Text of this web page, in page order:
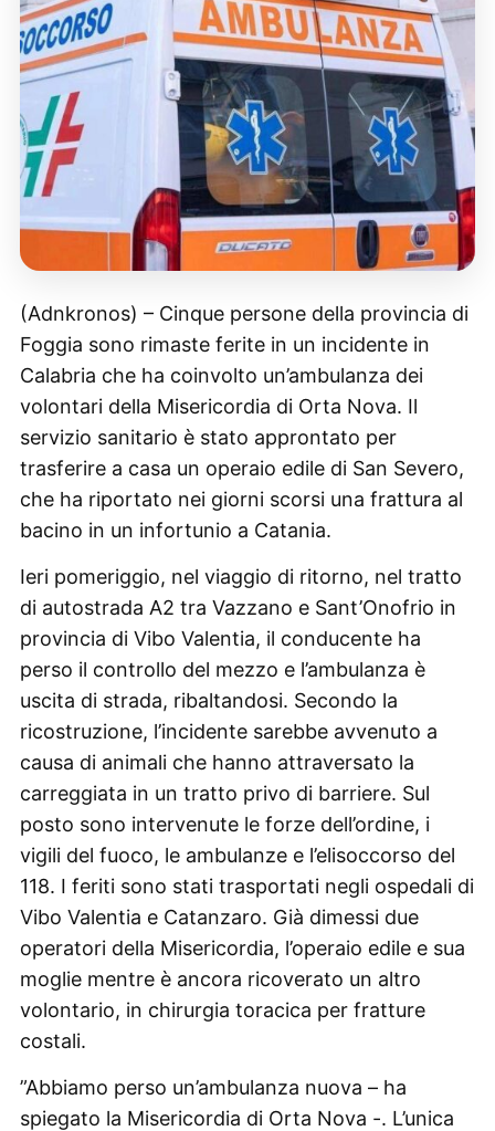
(Adnkronos) – Cinque persone della provincia di
Foggia sono rimaste ferite in un incidente in
Calabria che ha coinvolto un’ambulanza dei
volontari della Misericordia di Orta Nova. Il
servizio sanitario è stato approntato per
trasferire a casa un operaio edile di San Severo,
che ha riportato nei giorni scorsi una frattura al
bacino in un infortunio a Catania.
Ieri pomeriggio, nel viaggio di ritorno, nel tratto
di autostrada A2 tra Vazzano e Sant’Onofrio in
provincia di Vibo Valentia, il conducente ha
perso il controllo del mezzo e l’ambulanza è
uscita di strada, ribaltandosi. Secondo la
ricostruzione, l’incidente sarebbe avvenuto a
causa di animali che hanno attraversato la
carreggiata in un tratto privo di barriere. Sul
posto sono intervenute le forze dell’ordine, i
vigili del fuoco, le ambulanze e l’elisoccorso del
118. I feriti sono stati trasportati negli ospedali di
Vibo Valentia e Catanzaro. Già dimessi due
operatori della Misericordia, l’operaio edile e sua
moglie mentre è ancora ricoverato un altro
volontario, in chirurgia toracica per fratture
costali.
”Abbiamo perso un’ambulanza nuova – ha
spiegato la Misericordia di Orta Nova -. L’unica